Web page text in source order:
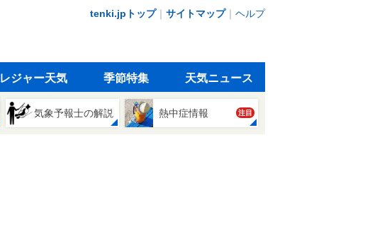
tenki.jpトップ｜ サイトマップ｜ ヘルプ
レジャー天気 季節特集 天気ニュース
気象予報士の解説 熱中症情報 注目